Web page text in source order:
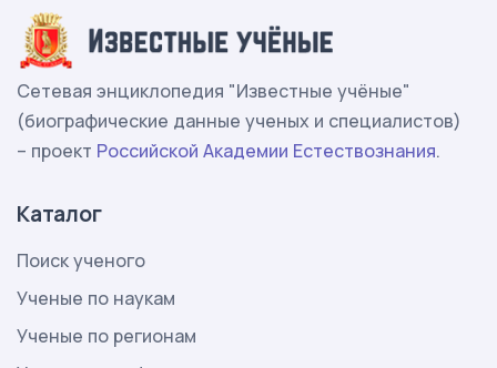
Сетевая энциклопедия "Известные учёные"
(биографические данные ученых и специалистов)
– проект Российской Академии Естествознания.
Каталог
Поиск ученого
Ученые по наукам
Ученые по регионам